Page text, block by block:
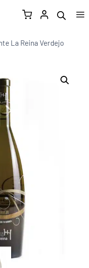
La Reina Verdejo